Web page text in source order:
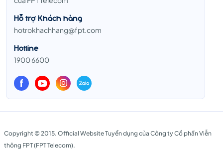
Hỗ trợ Khách hàng
hotrokhachhang@fpt.com
Hotline
1900 6600
Copyright © 2015. Official Website Tuyển dụng của Công ty Cổ phần Viễn
thông FPT (FPT Telecom).